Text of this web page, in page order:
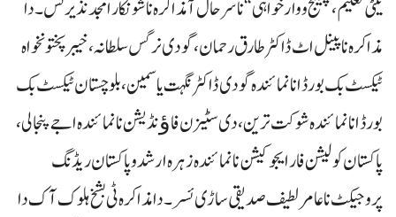
تیٹی تعلیم، چیلنج و وارخواہی“ نا سرحال آ مذاکرہ نا شونکار امجد نذیر ئس۔ دا
مذاکرہ نا پینل اٹ ڈاکٹر طارق رحمان، گودی نرگس سلطانہ، خیبر پختونخواہ
ٹیکسٹ بک بورڈ انا نمائندہ گودی ڈاکٹر نگہت یاسمین، بلوچستان ٹیکسٹ بک
بورڈ انا نمائندہ شوکت ترین، دی سٹیزن فاﺅنڈیشن نا نمائندہ اجے پنجالی،
پاکستان کولیشن فار ایجوکیشن نا نمائندہ زہرہ ارشد و پاکستان ریڈنگ
پروجیکٹ نا عامر لطیف صدیقی ساڑی ئسر۔ دا مذاکرہ ٹی بشخ ہلوک آک دا